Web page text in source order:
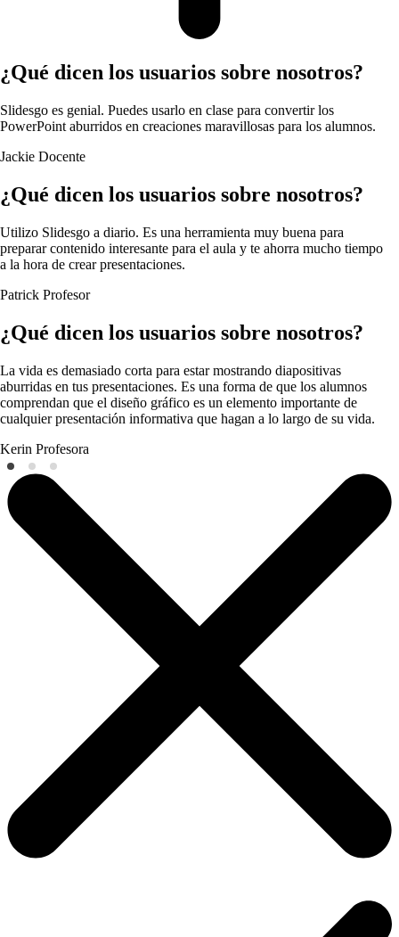
¿Qué dicen los usuarios sobre nosotros?
Slidesgo es genial. Puedes usarlo en clase para convertir los
PowerPoint aburridos en creaciones maravillosas para los alumnos.
Jackie Docente
¿Qué dicen los usuarios sobre nosotros?
Utilizo Slidesgo a diario. Es una herramienta muy buena para
preparar contenido interesante para el aula y te ahorra mucho tiempo
a la hora de crear presentaciones.
Patrick Profesor
¿Qué dicen los usuarios sobre nosotros?
La vida es demasiado corta para estar mostrando diapositivas
aburridas en tus presentaciones. Es una forma de que los alumnos
comprendan que el diseño gráfico es un elemento importante de
cualquier presentación informativa que hagan a lo largo de su vida.
Kerin Profesora